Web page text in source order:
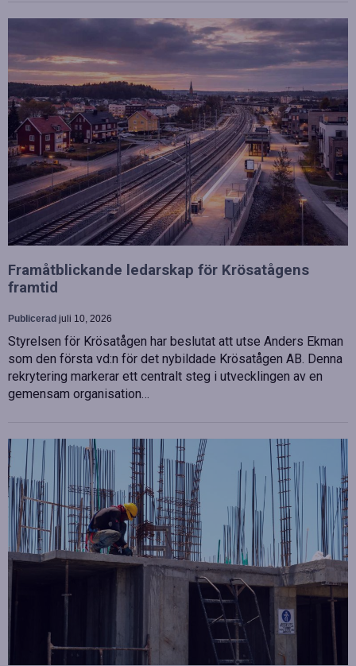
Framåtblickande ledarskap för Krösatågens
framtid
Publicerad juli 10, 2026
Styrelsen för Krösatågen har beslutat att utse Anders Ekman
som den första vd:n för det nybildade Krösatågen AB. Denna
rekrytering markerar ett centralt steg i utvecklingen av en
gemensam organisation…